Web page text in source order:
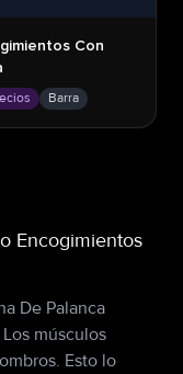
Con
Barra
Encogimientos
De Palanca
músculos
Esto lo